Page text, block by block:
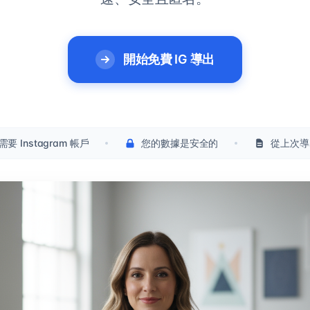
開始免費 IG 導出
要 Instagram 帳戶 您的數據是安全的 從上次